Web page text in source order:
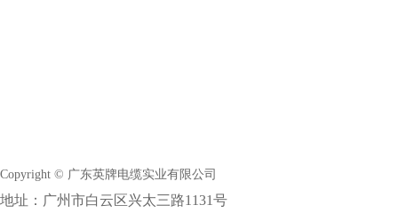
Copyright © 广东英牌电缆实业有限公司
地址：广州市白云区兴太三路1131号